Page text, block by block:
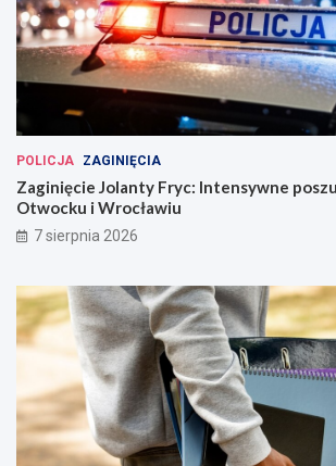
POLICJA ZAGINIĘCIA
Zaginięcie Jolanty Fryc: Intensywne
Otwocku i Wrocławiu
7 sierpnia 2026